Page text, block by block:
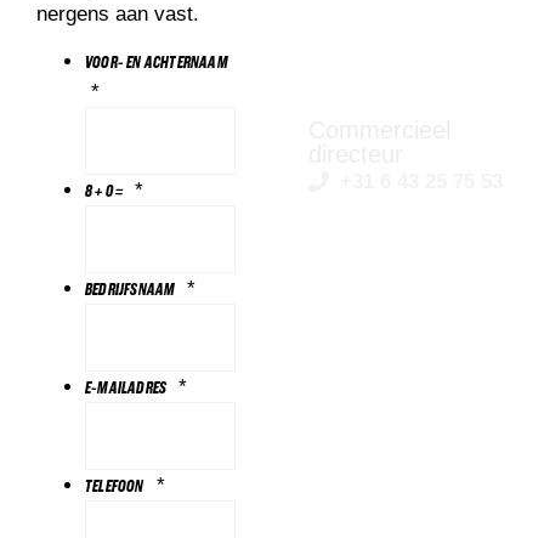
nergens aan vast.
VOOR- EN ACHTERNAAM
*
8 + 0 = *
BEDRIJFSNAAM *
E-MAILADRES *
TELEFOON *